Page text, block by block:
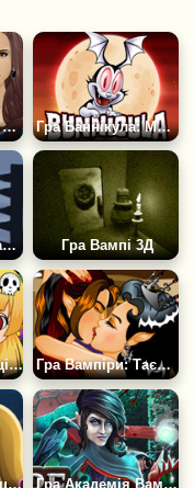
Гра Побачення з Вампіром Деймон Гра Баннікула: Монстр Матч
Гра Вампіри: Трансільванія Гра Вампі 3Д
Гра Вампіри: Поцілунок Або Життя Гра Вампіри: Таємний Поцілунок
Ігри Вампіри: Поцілунок Смерті Гра Академія Вампірів